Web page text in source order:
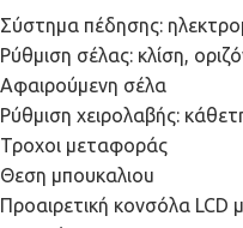
Σύστημα πέδησης:
Ρύθμιση σέλας: κλίση,
Αφαιρούμενη σέλα
Ρύθμιση χειρολαβής:
Τροχοι μεταφοράς
Θεση μπουκαλιοu
Προαιρετική κονσόλα LCD